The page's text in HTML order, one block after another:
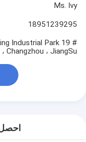
Ms. Ivy
18951239295
Changzhou ، JiangSu ، الصين 213144